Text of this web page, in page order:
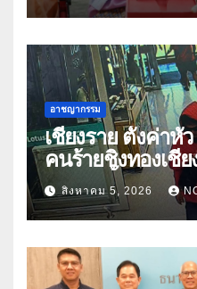
อาชญากรรม
เชียงราย ตั้งค่าหัว 100,000 บาท
คนร้ายชิงทองเชี
คนร้ายตั้งจุดตรวจ
สิงหาคม 5, 2026